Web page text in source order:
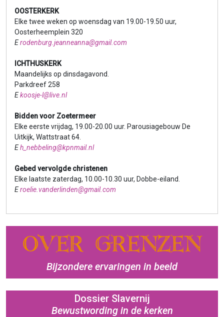
OOSTERKERK
Elke twee weken op woensdag van 19.00-19.50 uur,
Oosterheemplein 320
Erodenburg.jeanneanna@gmail.com
ICHTHUSKERK
Maandelijks op dinsdagavond.
Parkdreef 258
Ekoosje-l@live.nl
Bidden voor Zoetermeer
Elke eerste vrijdag, 19.00-20.00 uur. Parousiagebouw De
Uitkijk, Wattstraat 64.
Eh_nebbeling@kpnmail.nl
Gebed vervolgde christenen
Elke laatste zaterdag, 10.00-10.30 uur, Dobbe-eiland.
Eroelie.vanderlinden@gmail.com
Bijzondere ervaringen in beeld
Dossier Slavernij
Bewustwording in de kerken